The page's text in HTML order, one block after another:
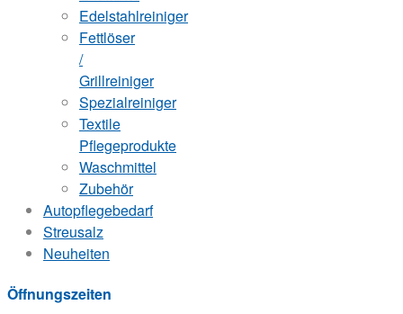
Edelstahlreiniger
Fettlöser
/
Grillreiniger
Spezialreiniger
Textile
Pflegeprodukte
Waschmittel
Zubehör
Autopflegebedarf
Streusalz
Neuheiten
Öffnungszeiten